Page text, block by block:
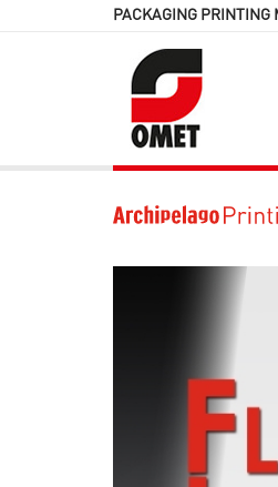
PACKAGING PRINTING